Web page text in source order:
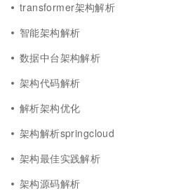
transformer架构解析
智能架构解析
数据中台架构解析
架构代码解析
解析架构优化
架构解析springcloud
架构最佳实践解析
架构源码解析